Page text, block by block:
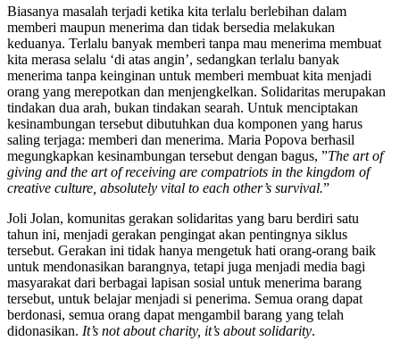
Biasanya masalah terjadi ketika kita terlalu berlebihan dalam
memberi maupun menerima dan tidak bersedia melakukan
keduanya. Terlalu banyak memberi tanpa mau menerima membuat
kita merasa selalu ‘di atas angin’, sedangkan terlalu banyak
menerima tanpa keinginan untuk memberi membuat kita menjadi
orang yang merepotkan dan menjengkelkan. Solidaritas merupakan
tindakan dua arah, bukan tindakan searah. Untuk menciptakan
kesinambungan tersebut dibutuhkan dua komponen yang harus
saling terjaga: memberi dan menerima. Maria Popova berhasil
megungkapkan kesinambungan tersebut dengan bagus, ”The art of
giving and the art of receiving are compatriots in the kingdom of
creative culture, absolutely vital to each other’s survival.”
Joli Jolan, komunitas gerakan solidaritas yang baru berdiri satu
tahun ini, menjadi gerakan pengingat akan pentingnya siklus
tersebut. Gerakan ini tidak hanya mengetuk hati orang-orang baik
untuk mendonasikan barangnya, tetapi juga menjadi media bagi
masyarakat dari berbagai lapisan sosial untuk menerima barang
tersebut, untuk belajar menjadi si penerima. Semua orang dapat
berdonasi, semua orang dapat mengambil barang yang telah
didonasikan. It’s not about charity, it’s about solidarity.